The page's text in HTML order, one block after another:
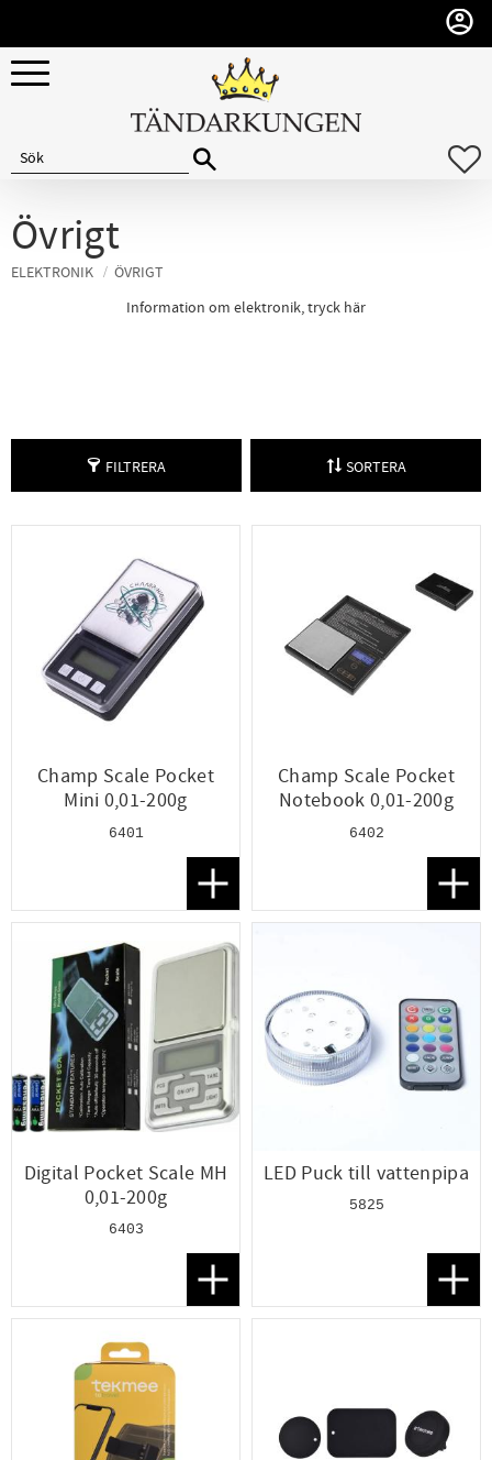
Meny
Övrigt
ELEKTRONIK ÖVRIGT
Information om elektronik, tryck här
FILTRERA SORTERA
Champ Scale Pocket
Mini 0,01-200g
6401
Lägg till i favoriter
Champ Scale Pocket
Notebook 0,01-200g
6402
Digital Pocket Scale MH
0,01-200g
6403
Lägg till i favoriter
LED Puck till vattenpipa
5825